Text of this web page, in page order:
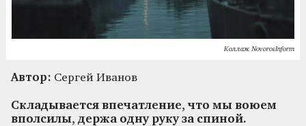
Коллаж NovorosInform
Автор: Сергей Иванов
Складывается впечатление, что мы воюем
вполсилы, держа одну руку за спиной.